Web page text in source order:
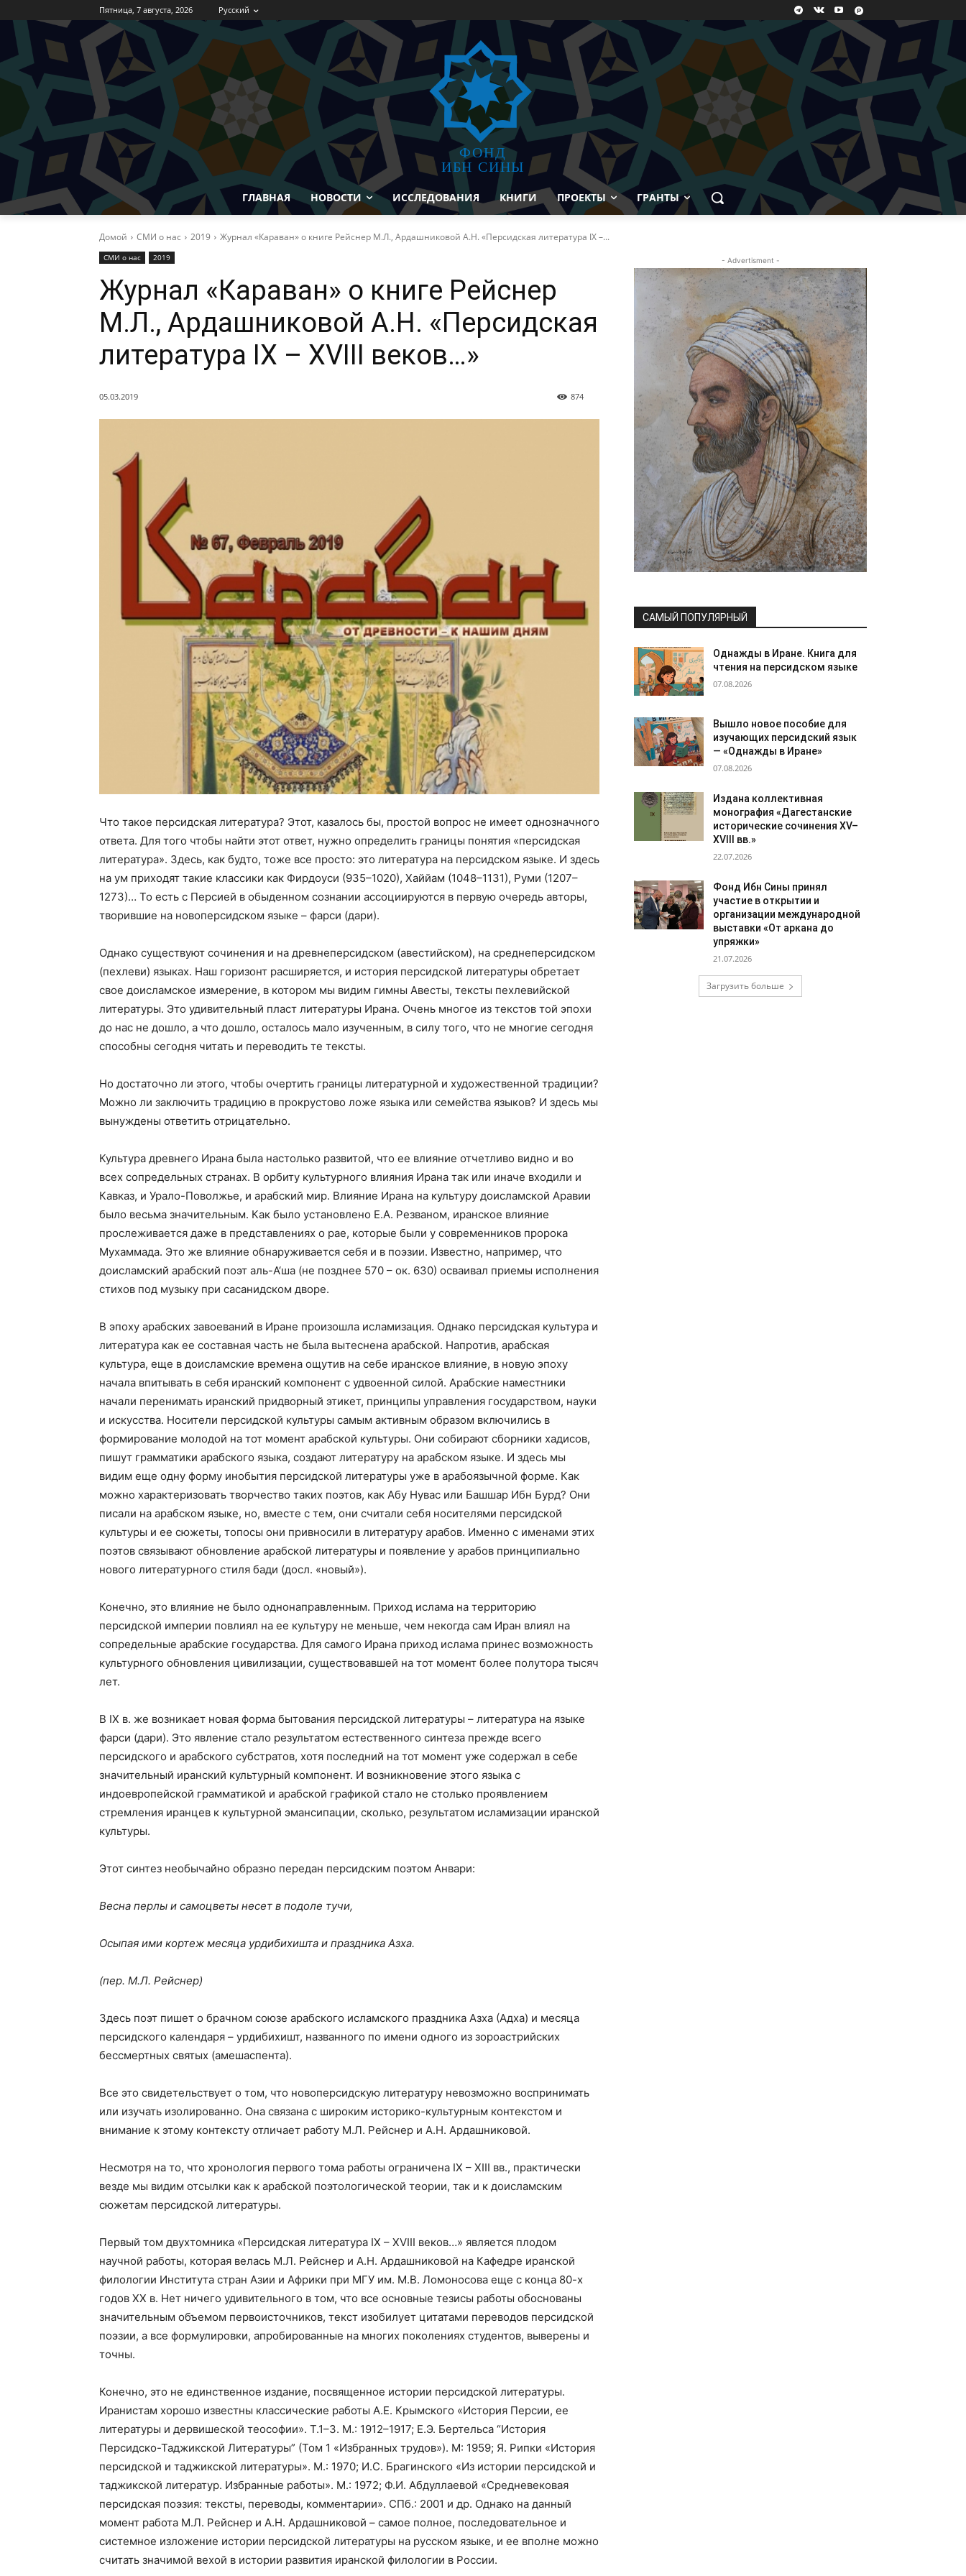
Пятница, 7 августа, 2026 Русский
ФОНД
ИБН СИНЫ
ГЛАВНАЯ НОВОСТИ ИССЛЕДОВАНИЯ КНИГИ ПРОЕКТЫ ГРАНТЫ
Домой СМИ о нас 2019 Журнал «Караван» о книге Рейснер М.Л., Ардашниковой А.Н. «Персидская литература IX –...
СМИ о нас 2019
Журнал «Караван» о книге Рейснер
М.Л., Ардашниковой А.Н. «Персидская
литература IX – XVIII веков…»
05.03.2019 874
Что такое персидская литература? Этот, казалось бы, простой вопрос не имеет однозначного
ответа. Для того чтобы найти этот ответ, нужно определить границы понятия «персидская
литература». Здесь, как будто, тоже все просто: это литература на персидском языке. И здесь
на ум приходят такие классики как Фирдоуси (935–1020), Хаййам (1048–1131), Руми (1207–
1273)… То есть с Персией в обыденном сознании ассоциируются в первую очередь авторы,
творившие на новоперсидском языке – фарси (дари).
Однако существуют сочинения и на древнеперсидском (авестийском), на среднеперсидском
(пехлеви) языках. Наш горизонт расширяется, и история персидской литературы обретает
свое доисламское измерение, в котором мы видим гимны Авесты, тексты пехлевийской
литературы. Это удивительный пласт литературы Ирана. Очень многое из текстов той эпохи
до нас не дошло, а что дошло, осталось мало изученным, в силу того, что не многие сегодня
способны сегодня читать и переводить те тексты.
Но достаточно ли этого, чтобы очертить границы литературной и художественной традиции?
Можно ли заключить традицию в прокрустово ложе языка или семейства языков? И здесь мы
вынуждены ответить отрицательно.
Культура древнего Ирана была настолько развитой, что ее влияние отчетливо видно и во
всех сопредельных странах. В орбиту культурного влияния Ирана так или иначе входили и
Кавказ, и Урало-Поволжье, и арабский мир. Влияние Ирана на культуру доисламской Аравии
было весьма значительным. Как было установлено Е.А. Резваном, иранское влияние
прослеживается даже в представлениях о рае, которые были у современников пророка
Мухаммада. Это же влияние обнаруживается себя и в поэзии. Известно, например, что
доисламский арабский поэт аль-А‘ша (не позднее 570 – ок. 630) осваивал приемы исполнения
стихов под музыку при сасанидском дворе.
В эпоху арабских завоеваний в Иране произошла исламизация. Однако персидская культура и
литература как ее составная часть не была вытеснена арабской. Напротив, арабская
культура, еще в доисламские времена ощутив на себе иранское влияние, в новую эпоху
начала впитывать в себя иранский компонент с удвоенной силой. Арабские наместники
начали перенимать иранский придворный этикет, принципы управления государством, науки
и искусства. Носители персидской культуры самым активным образом включились в
формирование молодой на тот момент арабской культуры. Они собирают сборники хадисов,
пишут грамматики арабского языка, создают литературу на арабском языке. И здесь мы
видим еще одну форму инобытия персидской литературы уже в арабоязычной форме. Как
можно характеризовать творчество таких поэтов, как Абу Нувас или Башшар Ибн Бурд? Они
писали на арабском языке, но, вместе с тем, они считали себя носителями персидской
культуры и ее сюжеты, топосы они привносили в литературу арабов. Именно с именами этих
поэтов связывают обновление арабской литературы и появление у арабов принципиально
нового литературного стиля бади (досл. «новый»).
Конечно, это влияние не было однонаправленным. Приход ислама на территорию
персидской империи повлиял на ее культуру не меньше, чем некогда сам Иран влиял на
сопредельные арабские государства. Для самого Ирана приход ислама принес возможность
культурного обновления цивилизации, существовавшей на тот момент более полутора тысяч
лет.
В IX в. же возникает новая форма бытования персидской литературы – литература на языке
фарси (дари). Это явление стало результатом естественного синтеза прежде всего
персидского и арабского субстратов, хотя последний на тот момент уже содержал в себе
значительный иранский культурный компонент. И возникновение этого языка с
индоевропейской грамматикой и арабской графикой стало не столько проявлением
стремления иранцев к культурной эмансипации, сколько, результатом исламизации иранской
культуры.
Этот синтез необычайно образно передан персидским поэтом Анвари:
Весна перлы и самоцветы несет в подоле тучи,
Осыпая ими кортеж месяца урдибихишта и праздника Азха.
(пер. М.Л. Рейснер)
Здесь поэт пишет о брачном союзе арабского исламского праздника Азха (Адха) и месяца
персидского календаря – урдибихишт, названного по имени одного из зороастрийских
бессмертных святых (амешаспента).
Все это свидетельствует о том, что новоперсидскую литературу невозможно воспринимать
или изучать изолированно. Она связана с широким историко-культурным контекстом и
внимание к этому контексту отличает работу М.Л. Рейснер и А.Н. Ардашниковой.
Несмотря на то, что хронология первого тома работы ограничена IX – XIII вв., практически
везде мы видим отсылки как к арабской поэтологической теории, так и к доисламским
сюжетам персидской литературы.
Первый том двухтомника «Персидская литература IX – XVIII веков…» является плодом
научной работы, которая велась М.Л. Рейснер и А.Н. Ардашниковой на Кафедре иранской
филологии Института стран Азии и Африки при МГУ им. М.В. Ломоносова еще с конца 80-х
годов XX в. Нет ничего удивительного в том, что все основные тезисы работы обоснованы
значительным объемом первоисточников, текст изобилует цитатами переводов персидской
поэзии, а все формулировки, апробированные на многих поколениях студентов, выверены и
точны.
Конечно, это не единственное издание, посвященное истории персидской литературы.
Иранистам хорошо известны классические работы А.Е. Крымского «История Персии, ее
литературы и дервишеской теософии». Т.1–3. М.: 1912–1917; Е.Э. Бертельса “История
Персидско-Таджикской Литературы” (Том 1 «Избранных трудов»). М: 1959; Я. Рипки «История
персидской и таджикской литературы». М.: 1970; И.С. Брагинского «Из истории персидской и
таджикской литератур. Избранные работы». М.: 1972; Ф.И. Абдуллаевой «Средневековая
персидская поэзия: тексты, переводы, комментарии». СПб.: 2001 и др. Однако на данный
момент работа М.Л. Рейснер и А.Н. Ардашниковой – самое полное, последовательное и
системное изложение истории персидской литературы на русском языке, и ее вполне можно
считать значимой вехой в истории развития иранской филологии в России.
- Advertisment -
САМЫЙ ПОПУЛЯРНЫЙ
Однажды в Иране. Книга для
чтения на персидском языке
07.08.2026
Вышло новое пособие для
изучающих персидский язык
— «Однажды в Иране»
07.08.2026
Издана коллективная
монография «Дагестанские
исторические сочинения XV–
XVIII вв.»
22.07.2026
Фонд Ибн Сины принял
участие в открытии и
организации международной
выставки «От аркана до
упряжки»
21.07.2026
Загрузить больше